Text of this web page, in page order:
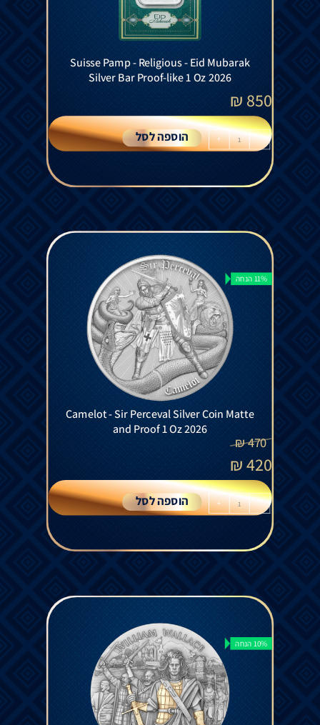
Suisse Pamp - Religious - Eid Mubarak
Silver Bar Proof-like 1 Oz 2026
850
₪
-
+ הוספה לסל
11% הנחה
Camelot - Sir Perceval Silver Coin Matte
and Proof 1 Oz 2026
470
₪
420
₪
-
+ הוספה לסל
10% הנחה